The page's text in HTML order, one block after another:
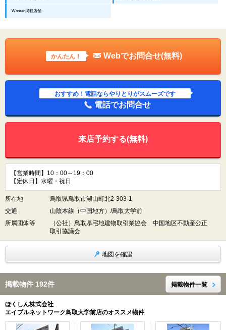
Woman掲載店舗
かんたん！ Webでお問合せ(無料)
おすすめ！電話ならやりとりがスムーズです
電話でお問合せ
来店予約する(無料)
【営業時間】10：00～19：00
【定休日】水曜・祝日
所在地
鳥取県鳥取市湖山町北2-303-1
交通
山陰本線（中国地方）/鳥取大学前
所属団体等
（公社）鳥取県宅地建物取引業協会 中国地区不動産公正
取引協議会
地図を確認
掲載物件 192件 掲載物件一覧
ほくしん株式会社
エイブルネットワーク鳥取大学前店のオススメ物件